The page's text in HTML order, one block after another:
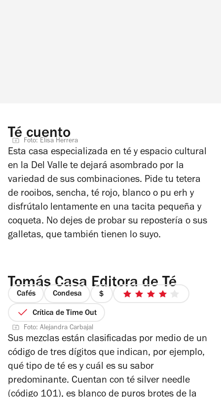
Té cuento
Foto: Elisa Herrera
Esta casa especializada en té y espacio cultural
en la Del Valle te dejará asombrado por la
variedad de sus combinaciones. Pide tu tetera
de rooibos, sencha, té rojo, blanco o pu erh y
disfrútalo lentamente en una tacita pequeña y
coqueta. No dejes de probar su repostería o sus
galletas, que también tienen lo suyo.
Tomás Casa Editora de Té
Cafés Condesa
precio
4
4
estrellas
Crítica de Time Out
Foto: Alejandra Carbajal
Sus mezclas están clasificadas por medio de un
código de tres dígitos que indican, por ejemplo,
qué tipo de té es y cuál es su sabor
predominante. Cuentan con té silver needle
(código 101), es blanco de puros brotes de la